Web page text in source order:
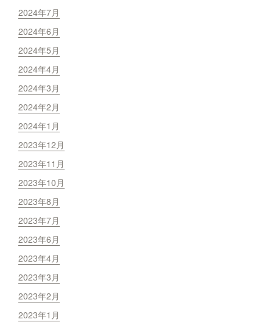
2024年7月
2024年6月
2024年5月
2024年4月
2024年3月
2024年2月
2024年1月
2023年12月
2023年11月
2023年10月
2023年8月
2023年7月
2023年6月
2023年4月
2023年3月
2023年2月
2023年1月